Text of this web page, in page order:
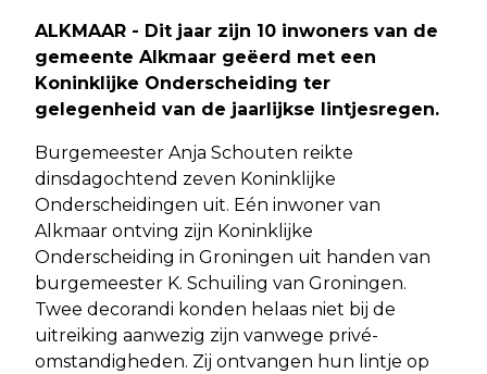
ALKMAAR - Dit jaar zijn 10 inwoners van de
gemeente Alkmaar geëerd met een
Koninklijke Onderscheiding ter
gelegenheid van de jaarlijkse lintjesregen.
Burgemeester Anja Schouten reikte
dinsdagochtend zeven Koninklijke
Onderscheidingen uit. Eén inwoner van
Alkmaar ontving zijn Koninklijke
Onderscheiding in Groningen uit handen van
burgemeester K. Schuiling van Groningen.
Twee decorandi konden helaas niet bij de
uitreiking aanwezig zijn vanwege privé-
omstandigheden. Zij ontvangen hun lintje op